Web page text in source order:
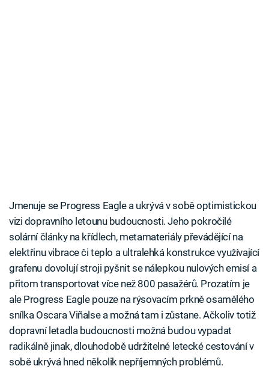
Jmenuje se Progress Eagle a ukrývá v sobě optimistickou
vizi dopravního letounu budoucnosti. Jeho pokročilé
solární články na křídlech, metamateriály převádějící na
elektřinu vibrace či teplo a ultralehká konstrukce využívající
grafenu dovolují stroji pyšnit se nálepkou nulových emisí a
přitom transportovat více než 800 pasažérů. Prozatím je
ale Progress Eagle pouze na rýsovacím prkně osamělého
snílka Oscara Viñalse a možná tam i zůstane. Ačkoliv totiž
dopravní letadla budoucnosti možná budou vypadat
radikálně jinak, dlouhodobě udržitelné letecké cestování v
sobě ukrývá hned několik nepříjemných problémů.